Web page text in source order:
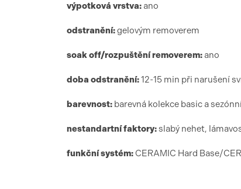
výpotková vrstva: ano
odstranění:gelovým removerem
soak off/rozpuštění removerem: ano
doba odstranění:12-15 min při narušení
barevnost: barevná kolekce basic a
nestandartní faktory:slabý nehet,
funkční systém:CERAMIC Hard Base/